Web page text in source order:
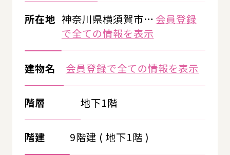
所在地 神奈川県横須賀市… 会員登録
で全ての情報を表示
建物名 会員登録で全ての情報を表示
階層 地下1階
階建 9階建 ( 地下1階 )